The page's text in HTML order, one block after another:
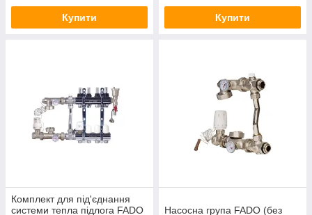
Купити Купити
Комплект для під'єднання
системи тепла підлога FADO
Насосна група FADO (без